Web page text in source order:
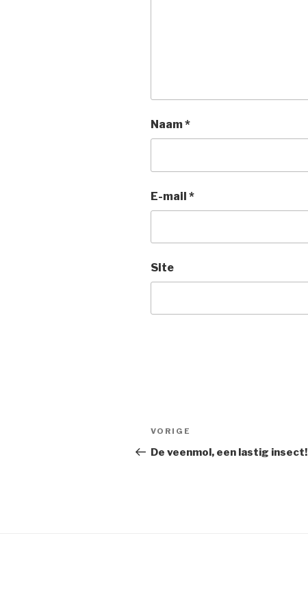
Naam*
E-mail *
Site
Berichtnavigatie
Vorig
bericht
VORIGE
De veenmol, een lastig insect!